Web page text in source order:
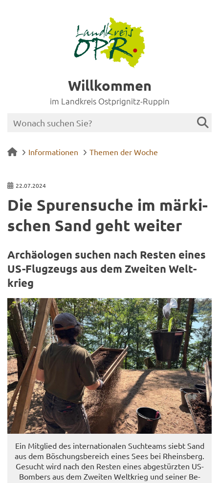
Willkommen
im Landkreis Ostprignitz-Ruppin
Informationen Themen der Woche
22.07.2024
Die Spu­ren­su­che im mär­ki­
schen Sand geht wei­ter
Ar­chäo­lo­gen su­chen nach Res­ten eines
US-​Flugzeugs aus dem Zwei­ten Welt­
krieg
Ein Mit­glied des in­ter­na­tio­na­len Such­teams siebt Sand
aus dem Bö­schungs­be­reich eines Sees bei Rheins­berg.
Ge­sucht wird nach den Res­ten eines ab­ge­stürz­ten US-​
Bombers aus dem Zwei­ten Welt­krieg und sei­ner Be­